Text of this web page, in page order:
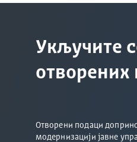
Укључите
отворених
Отворени подаци
модернизацији јавне